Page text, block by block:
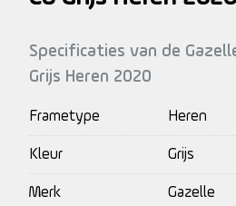
Specificaties van de
Grijs Heren 2020
Frametype Heren
Kleur Grijs
Merk Gazelle